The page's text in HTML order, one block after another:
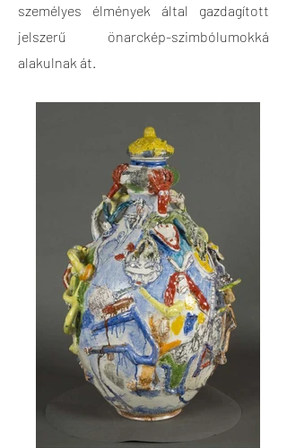
személyes élmények által gazdagított
jelszerű önarckép-szimbólumokká
alakulnak át.